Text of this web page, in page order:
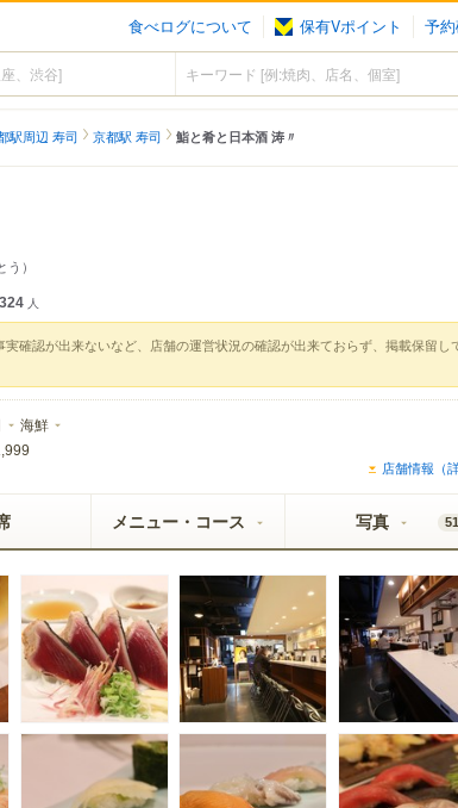
食べログについて 保有Vポイント 予
駅周辺 寿司 京都駅 寿司 鮨と肴と日本酒 涛〃
う）
324 人
確認が出来ないなど、店舗の運営状況の確認が出来ておらず、掲載保留し
海鮮
店舗情報（詳
メニュー・コース 写真 51